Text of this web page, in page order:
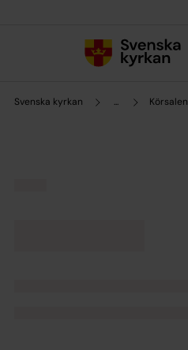
Svenska kyrkan ... Körsalen